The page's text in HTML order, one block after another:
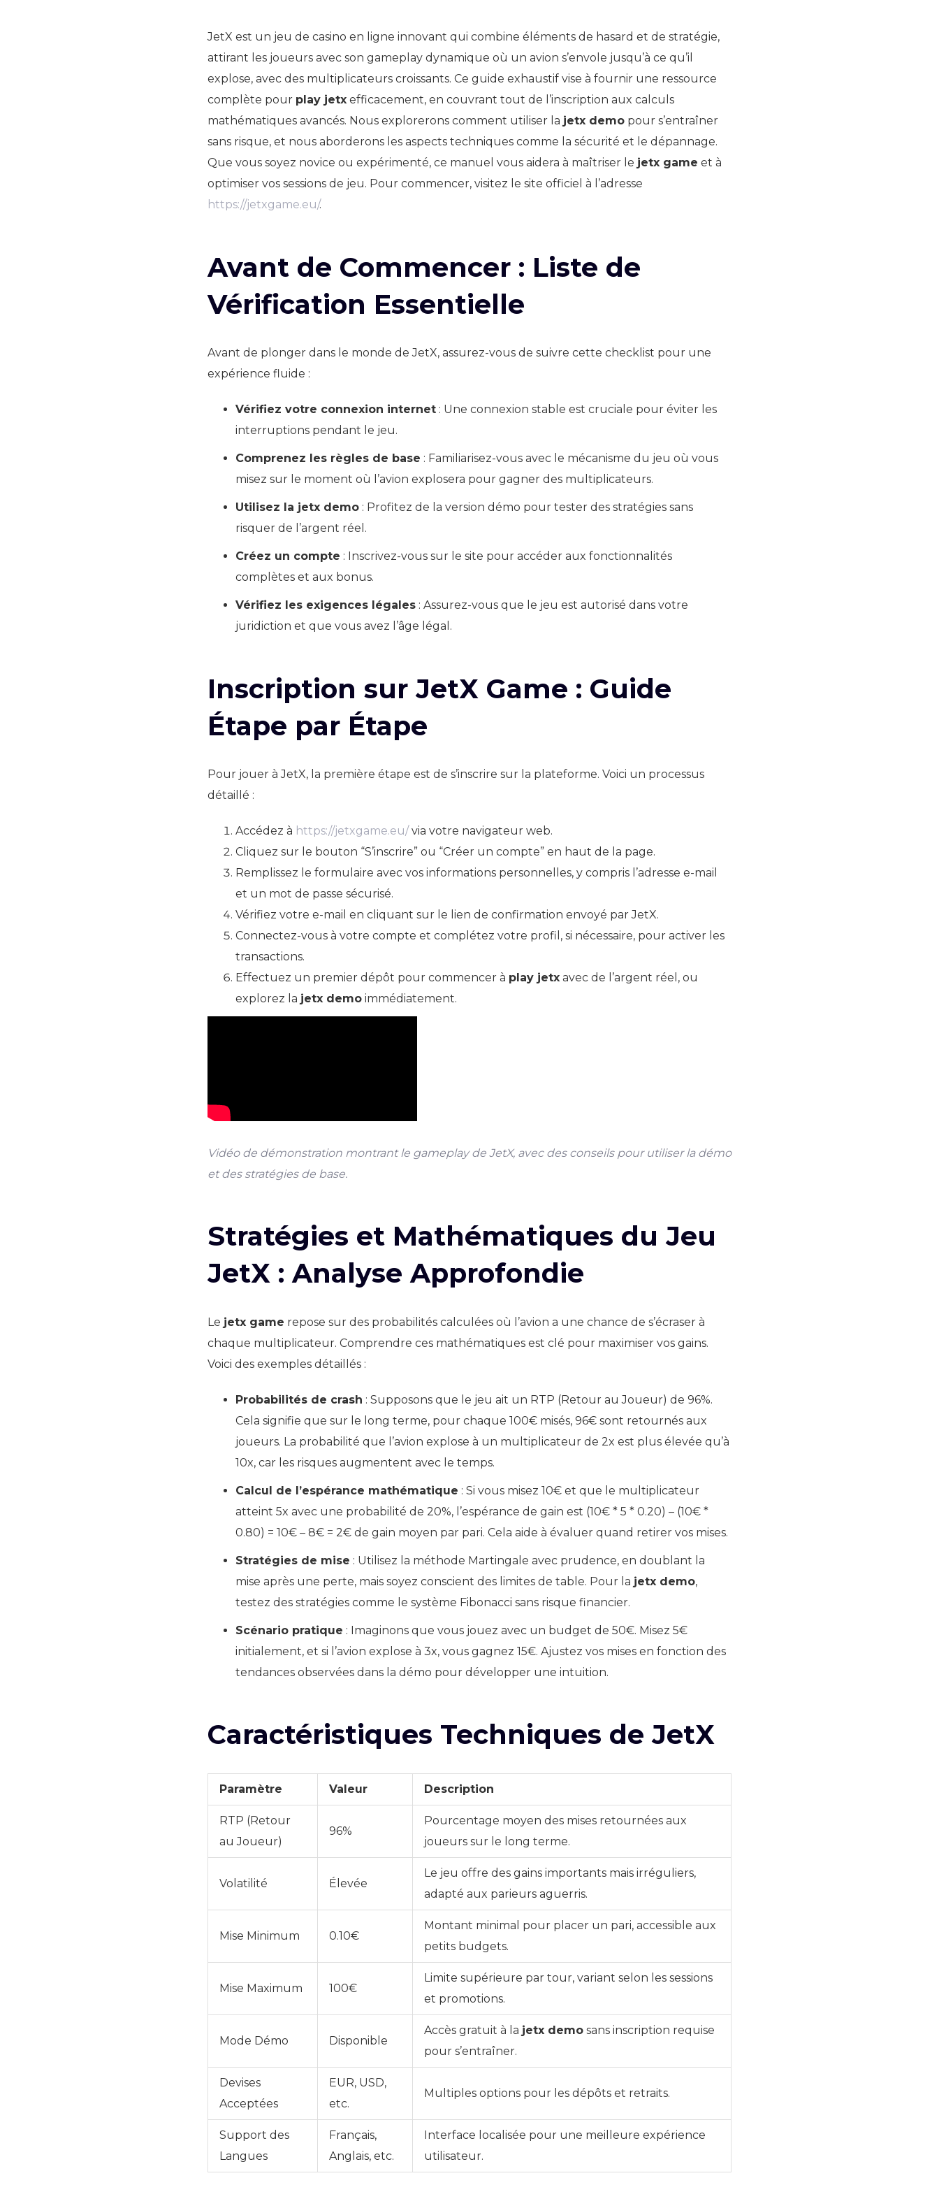
JetX est un jeu de casino en ligne innovant qui combine éléments de hasard et de stratégie,
attirant les joueurs avec son gameplay dynamique où un avion s’envole jusqu’à ce qu’il
explose, avec des multiplicateurs croissants. Ce guide exhaustif vise à fournir une ressource
complète pour play jetx efficacement, en couvrant tout de l’inscription aux calculs
mathématiques avancés. Nous explorerons comment utiliser la jetx demo pour s’entraîner
sans risque, et nous aborderons les aspects techniques comme la sécurité et le dépannage.
Que vous soyez novice ou expérimenté, ce manuel vous aidera à maîtriser le jetx game et à
optimiser vos sessions de jeu. Pour commencer, visitez le site officiel à l’adresse
https://jetxgame.eu/.
Avant de Commencer : Liste de
Vérification Essentielle
Avant de plonger dans le monde de JetX, assurez-vous de suivre cette checklist pour une
expérience fluide :
Vérifiez votre connexion internet : Une connexion stable est cruciale pour éviter les
interruptions pendant le jeu.
Comprenez les règles de base : Familiarisez-vous avec le mécanisme du jeu où vous
misez sur le moment où l’avion explosera pour gagner des multiplicateurs.
Utilisez la jetx demo : Profitez de la version démo pour tester des stratégies sans
risquer de l’argent réel.
Créez un compte : Inscrivez-vous sur le site pour accéder aux fonctionnalités
complètes et aux bonus.
Vérifiez les exigences légales : Assurez-vous que le jeu est autorisé dans votre
juridiction et que vous avez l’âge légal.
Inscription sur JetX Game : Guide
Étape par Étape
Pour jouer à JetX, la première étape est de s’inscrire sur la plateforme. Voici un processus
détaillé :
Accédez à https://jetxgame.eu/via votre navigateur web.
Cliquez sur le bouton “S’inscrire” ou “Créer un compte” en haut de la page.
Remplissez le formulaire avec vos informations personnelles, y compris l’adresse e-mail
et un mot de passe sécurisé.
Vérifiez votre e-mail en cliquant sur le lien de confirmation envoyé par JetX.
Connectez-vous à votre compte et complétez votre profil, si nécessaire, pour activer les
transactions.
Effectuez un premier dépôt pour commencer à play jetx avec de l’argent réel, ou
explorez la jetx demo immédiatement.
Vidéo de démonstration montrant le gameplay de JetX, avec des conseils pour utiliser la démo
et des stratégies de base.
Stratégies et Mathématiques du Jeu
JetX : Analyse Approfondie
Le jetx game repose sur des probabilités calculées où l’avion a une chance de s’écraser à
chaque multiplicateur. Comprendre ces mathématiques est clé pour maximiser vos gains.
Voici des exemples détaillés :
Probabilités de crash : Supposons que le jeu ait un RTP (Retour au Joueur) de 96%.
Cela signifie que sur le long terme, pour chaque 100€ misés, 96€ sont retournés aux
joueurs. La probabilité que l’avion explose à un multiplicateur de 2x est plus élevée qu’à
10x, car les risques augmentent avec le temps.
Calcul de l’espérance mathématique : Si vous misez 10€ et que le multiplicateur
atteint 5x avec une probabilité de 20%, l’espérance de gain est (10€ * 5 * 0.20) – (10€ *
0.80) = 10€ – 8€ = 2€ de gain moyen par pari. Cela aide à évaluer quand retirer vos mises.
Stratégies de mise : Utilisez la méthode Martingale avec prudence, en doublant la
mise après une perte, mais soyez conscient des limites de table. Pour la jetx demo,
testez des stratégies comme le système Fibonacci sans risque financier.
Scénario pratique : Imaginons que vous jouez avec un budget de 50€. Misez 5€
initialement, et si l’avion explose à 3x, vous gagnez 15€. Ajustez vos mises en fonction des
tendances observées dans la démo pour développer une intuition.
Caractéristiques Techniques de JetX
Paramètre Valeur Description
RTP (Retour
au Joueur)
96%
Pourcentage moyen des mises retournées aux
joueurs sur le long terme.
Volatilité Élevée
Le jeu offre des gains importants mais irréguliers,
adapté aux parieurs aguerris.
Mise Minimum 0.10€
Montant minimal pour placer un pari, accessible aux
petits budgets.
Mise Maximum 100€
Limite supérieure par tour, variant selon les sessions
et promotions.
Mode Démo Disponible
Accès gratuit à la jetx demo sans inscription requise
pour s’entraîner.
Devises
Acceptées
EUR, USD,
etc.
Multiples options pour les dépôts et retraits.
Support des
Langues
Français,
Anglais, etc.
Interface localisée pour une meilleure expérience
utilisateur.